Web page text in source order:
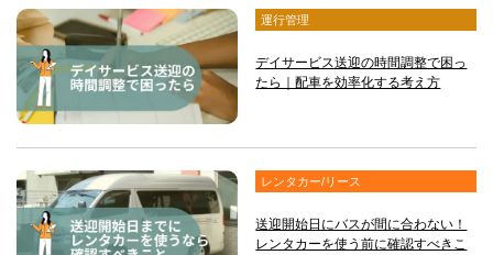
運行管理
デイサービス送迎の時間調整で困っ
たら｜配車を効率化する考え方
レンタカー/リース
送迎開始日にバスが間に合わない！
レンタカーを使う前に確認すべきこ